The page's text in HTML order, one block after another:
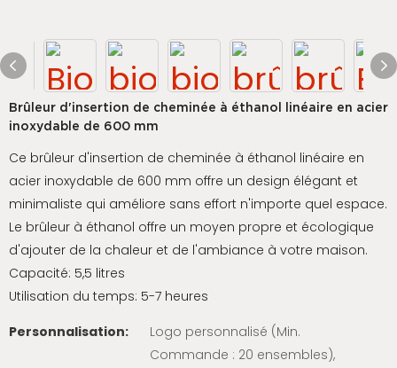
Brûleur d'insertion de cheminée à éthanol linéaire en acier
inoxydable de 600 mm
Ce brûleur d'insertion de cheminée à éthanol linéaire en
acier inoxydable de 600 mm offre un design élégant et
minimaliste qui améliore sans effort n'importe quel espace.
Le brûleur à éthanol offre un moyen propre et écologique
d'ajouter de la chaleur et de l'ambiance à votre maison.
Capacité: 5,5 litres
Utilisation du temps: 5-7 heures
Personnalisation:
Logo personnalisé (Min.
Commande : 20 ensembles),